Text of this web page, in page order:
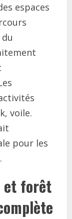
espaces
voile.
pour les
et forêt